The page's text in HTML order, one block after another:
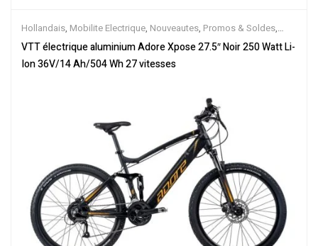
Hollandais, Mobilite Electrique, Nouveautes, Promos & Soldes,
Tout-Suspendus,Vélo électrique ville,Velos Electriques,VTT
Électriques
VTT électrique aluminium Adore Xpose 27.5″ Noir 250 Watt Li-
Ion 36V/14 Ah/504 Wh 27 vitesses